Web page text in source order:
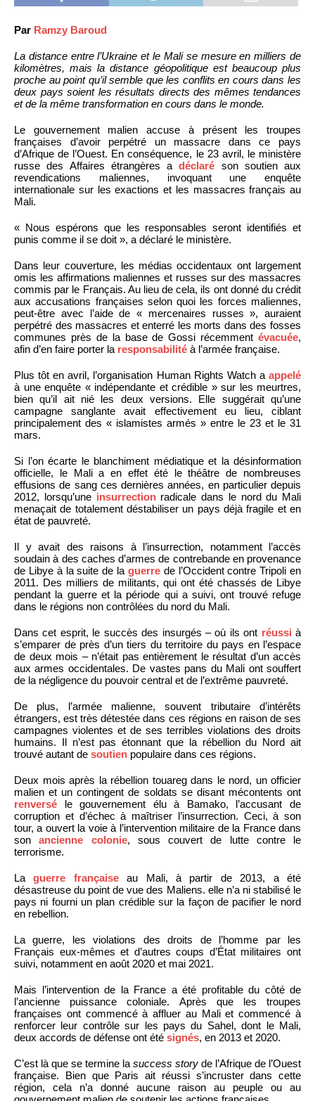
Par Ramzy Baroud
La distance entre l’Ukraine et le Mali se mesure en milliers de
kilomètres, mais la distance géopolitique est beaucoup plus
proche au point qu’il semble que les conflits en cours dans les
deux pays soient les résultats directs des mêmes tendances
et de la même transformation en cours dans le monde.
Le gouvernement malien accuse à présent les troupes
françaises d’avoir perpétré un massacre dans ce pays
d’Afrique de l’Ouest. En conséquence, le 23 avril, le ministère
russe des Affaires étrangères adéclaré son soutien aux
revendications maliennes, invoquant une enquête
internationale sur les exactions et les massacres français au
Mali.
« Nous espérons que les responsables seront identifiés et
punis comme il se doit », a déclaré le ministère.
Dans leur couverture, les médias occidentaux ont largement
omis les affirmations maliennes et russes sur des massacres
commis par le Français. Au lieu de cela, ils ont donné du crédit
aux accusations françaises selon quoi les forces maliennes,
peut-être avec l’aide de « mercenaires russes », auraient
perpétré des massacres et enterré les morts dans des fosses
communes près de la base de Gossi récemment évacuée,
afin d’en faire porter la responsabilité à l’armée française.
Plus tôt en avril, l’organisation Human Rights Watch a appelé
à une enquête « indépendante et crédible » sur les meurtres,
bien qu’il ait nié les deux versions. Elle suggérait qu’une
campagne sanglante avait effectivement eu lieu, ciblant
principalement des « islamistes armés » entre le 23 et le 31
mars.
Si l’on écarte le blanchiment médiatique et la désinformation
officielle, le Mali a en effet été le théâtre de nombreuses
effusions de sang ces dernières années, en particulier depuis
2012, lorsqu’une insurrectionradicale dans le nord du Mali
menaçait de totalement déstabiliser un pays déjà fragile et en
état de pauvreté.
Il y avait des raisons à l’insurrection, notamment l’accès
soudain à des caches d’armes de contrebande en provenance
de Libye à la suite de la guerrede l’Occident contre Tripoli en
2011. Des milliers de militants, qui ont été chassés de Libye
pendant la guerre et la période qui a suivi, ont trouvé refuge
dans le régions non contrôlées du nord du Mali.
Dans cet esprit, le succès des insurgés – où ils ont réussi à
s’emparer de près d’un tiers du territoire du pays en l’espace
de deux mois – n’était pas entièrement le résultat d’un accès
aux armes occidentales. De vastes pans du Mali ont souffert
de la négligence du pouvoir central et de l’extrême pauvreté.
De plus, l’armée malienne, souvent tributaire d’intérêts
étrangers, est très détestée dans ces régions en raison de ses
campagnes violentes et de ses terribles violations des droits
humains. Il n’est pas étonnant que la rébellion du Nord ait
trouvé autant de soutien populaire dans ces régions.
Deux mois après la rébellion touareg dans le nord, un officier
malien et un contingent de soldats se disant mécontents ont
renversé le gouvernement élu à Bamako, l’accusant de
corruption et d’échec à maîtriser l’insurrection. Ceci, à son
tour, a ouvert la voie à l’intervention militaire de la France dans
sonancienne colonie, sous couvert de lutte contre le
terrorisme.
Laguerre françaiseau Mali, à partir de 2013, a été
désastreuse du point de vue des Maliens. elle n’a ni stabilisé le
pays ni fourni un plan crédible sur la façon de pacifier le nord
en rebellion.
La guerre, les violations des droits de l’homme par les
Français eux-mêmes et d’autres coups d’État militaires ont
suivi, notamment en août 2020 et mai 2021.
Mais l’intervention de la France a été profitable du côté de
l’ancienne puissance coloniale. Après que les troupes
françaises ont commencé à affluer au Mali et commencé à
renforcer leur contrôle sur les pays du Sahel, dont le Mali,
deux accords de défense ont été signés, en 2013 et 2020.
C’est là que se termine la success story de l’Afrique de l’Ouest
française. Bien que Paris ait réussi s’incruster dans cette
région, cela n’a donné aucune raison au peuple ou au